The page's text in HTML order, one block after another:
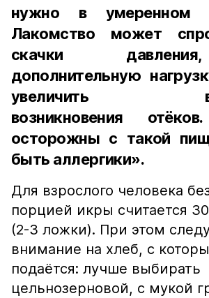
нужно в умеренном
Лакомство может
скачки
дополнительную
увеличить
возникновения
осторожны с такой
быть аллергики».
Для взрослого человека
порцией икры считается
(2-3 ложки). При этом
внимание на хлеб, с
подаётся: лучше выбирать
цельнозерновой, с мукой